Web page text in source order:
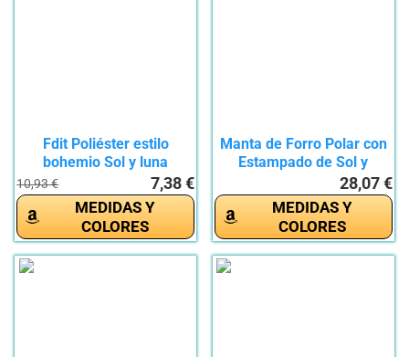
Fdit Poliéster estilo
bohemio Sol y luna
10,93 € 7,38 €
MEDIDAS Y
COLORES
Manta de Forro Polar con
Estampado de Sol y
28,07 €
MEDIDAS Y
COLORES